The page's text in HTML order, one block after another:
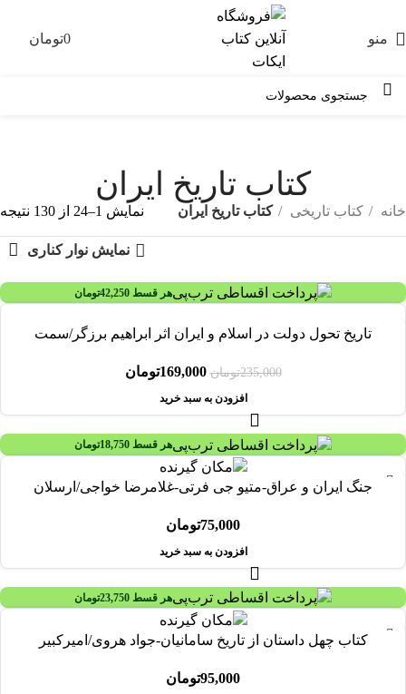
منو 0تومان
کتاب تاریخ ایران
خانه کتاب تاریخی کتاب تاریخ ایران نمایش 1–24 از 130 نتیجه
نمایش نوار کناری
هر قسط 42,250تومان
تاریخ تحول دولت در اسلام و ایران اثر ابراهیم برزگر/سمت
235,000تومان 169,000تومان
افزودن به سبد خرید
هر قسط 18,750تومان
جنگ ایران و عراق-متیو جی فرتی-غلامرضا خواجی/ارسلان
75,000تومان
افزودن به سبد خرید
هر قسط 23,750تومان
کتاب چهل داستان از تاریخ سامانیان-جواد هروی/امیرکبیر
95,000تومان